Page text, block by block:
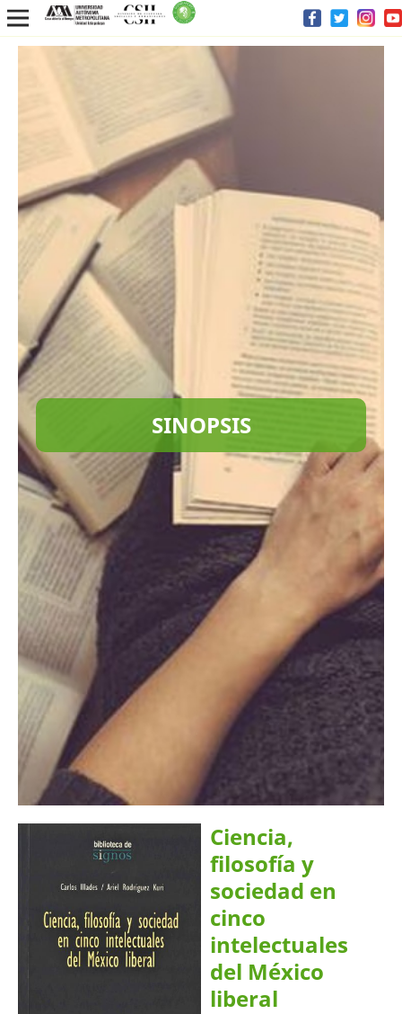
SINOPSIS
Ciencia,
filosofía y
sociedad en
cinco
intelectuales
del México
liberal